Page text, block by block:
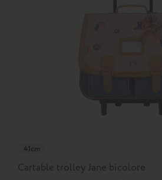
41cm
Cartable trolley Jane bicolore